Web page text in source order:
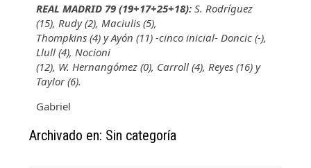
REAL MADRID 79 (19+17+25+18): S. Rodríguez
(15), Rudy (2), Maciulis (5),
Thompkins (4) y Ayón (11) -cinco inicial- Doncic (-),
Llull (4), Nocioni
(12), W. Hernangómez (0), Carroll (4), Reyes (16) y
Taylor (6).
Gabriel
Archivado en: Sin categoría